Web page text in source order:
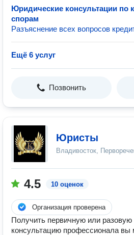
Юридические консультации по
спорам
Разъяснение всех вопросов
Ещё 6 услуг
Позвонить
Юристы
Владивосток,
4.5 10 оценок
Организация проверена
Получить первичную или
консультацию профессионала вы